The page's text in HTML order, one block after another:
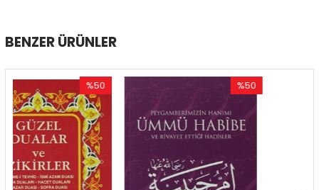
BENZER ÜRÜNLER
%50
İndirim
%50İndirim
%50İndirim